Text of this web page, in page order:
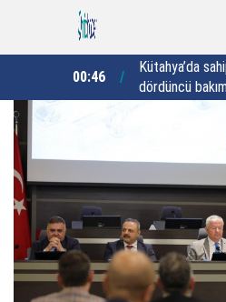
23:46
Yalova Valisi
buluşması:
adı değildir"